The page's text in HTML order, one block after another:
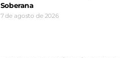
Soberana
7 de agosto de 2026